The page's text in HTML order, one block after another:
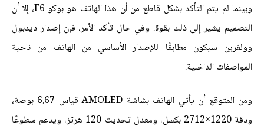
وبينما لم يتم التأكد بشكل قاطع من أن هذا الهاتف هو بوكو F6، إلا أن
التصميم يشير إلى ذلك بقوة. وفي حال تأكد الأمر، فإن إصدار ديدبول
وولفرين سيكون مطابقًا للإصدار الأساسي من الهاتف من ناحية
المواصفات الداخلية.
ومن المتوقع أن يأتي الهاتف بشاشة AMOLED قياس 6.67 بوصة،
ودقة 1220×2712 بكسل، ومعدل تحديث 120 هرتز، ويدعم سطوعًا